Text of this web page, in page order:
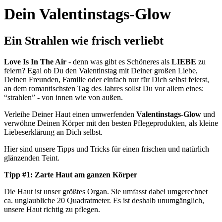
Dein Valentinstags-Glow
Ein Strahlen wie frisch verliebt
Love Is In The Air - denn was gibt es Schöneres als LIEBE zu
feiern? Egal ob Du den Valentinstag mit Deiner großen Liebe,
Deinen Freunden, Familie oder einfach nur für Dich selbst feierst,
an dem romantischsten Tag des Jahres sollst Du vor allem eines:
“strahlen” - von innen wie von außen.
Verleihe Deiner Haut einen umwerfenden Valentinstags-Glow und
verwöhne Deinen Körper mit den besten Pflegeprodukten, als kleine
Liebeserklärung an Dich selbst.
Hier sind unsere Tipps und Tricks für einen frischen und natürlich
glänzenden Teint.
Tipp #1: Zarte Haut am ganzen Körper
Die Haut ist unser größtes Organ. Sie umfasst dabei umgerechnet
ca. unglaubliche 20 Quadratmeter. Es ist deshalb unumgänglich,
unsere Haut richtig zu pflegen.